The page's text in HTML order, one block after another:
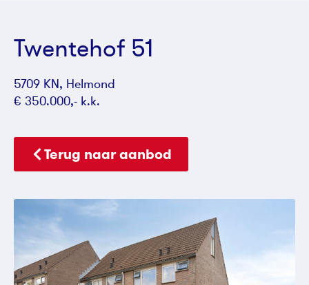
Twentehof 51
5709 KN, Helmond
€ 350.000,- k.k.
Terug naar aanbod